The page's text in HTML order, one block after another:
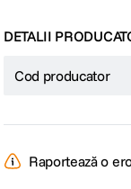
DETALII
Cod producator
Raportează o